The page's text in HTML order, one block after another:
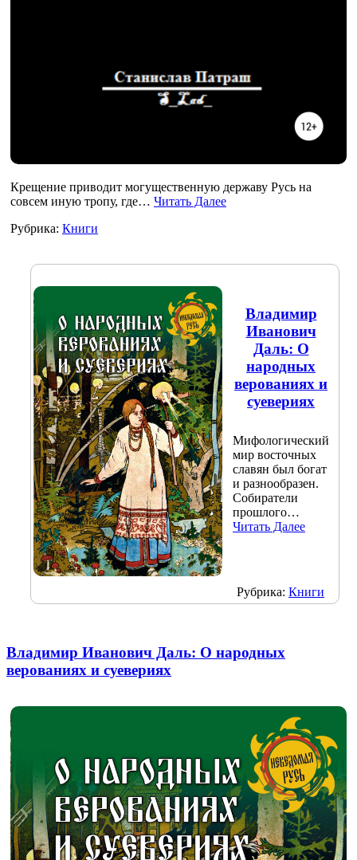
Крещение приводит могущественную державу Русь на
совсем иную тропу, где… Читать Далее
Рубрика: Книги
Владимир
Иванович
Даль: О
народных
верованиях и
суевериях
Мифологический
мир восточных
славян был богат
и разнообразен.
Собиратели
прошлого…
Читать Далее
Рубрика: Книги
Владимир Иванович Даль: О народных
верованиях и суевериях